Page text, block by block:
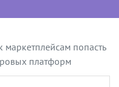
маркетплейсам попасть
платформ